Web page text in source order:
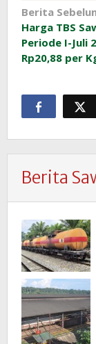
pos
Berita
Harga TBS
Periode I-Juli
Rp20,88 per
Berita